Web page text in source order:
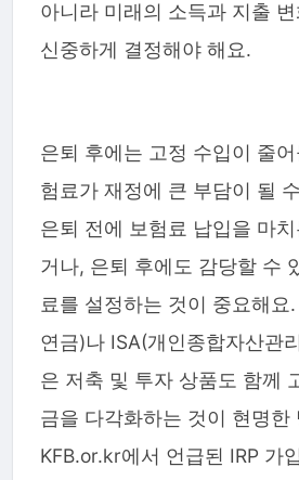
아니라 미래의 소득과 지출
신중하게 결정해야 해요.
은퇴 후에는 고정 수입이 줄
험료가 재정에 큰 부담이 될
은퇴 전에 보험료 납입을 마
거나, 은퇴 후에도 감당할 수
료를 설정하는 것이 중요해요
연금)나 ISA(개인종합자산관
은 저축 및 투자 상품도 함께
금을 다각화하는 것이 현명한
KFB.or.kr에서 언급된 IRP 가